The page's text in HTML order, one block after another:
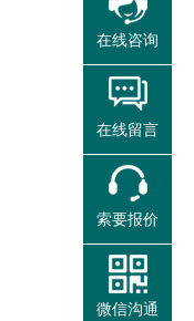
在线咨询
在线留言
索要报价
微信沟通